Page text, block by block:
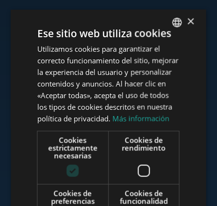
Consulte nuestra cartera
www.tower-investments.com
ENGLISH
HUNGARIAN
FRENCH
SPANISH
RUSSIAN
×
Ese sitio web utiliza cookies
Utilizamos cookies para garantizar el
correcto funcionamiento del sitio, mejorar
la experiencia del usuario y personalizar
contenidos y anuncios. Al hacer clic en
«Aceptar todas», acepta el uso de todos
los tipos de cookies descritos en nuestra
política de privacidad. Más información
Cookies
estrictamente
necesarias
Cookies de
rendimiento
Cookies de
preferencias
Cookies de
funcionalidad